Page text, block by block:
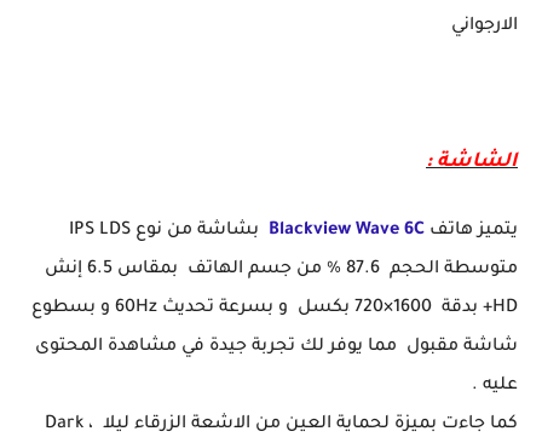
الارجواني
الشاشة :
يتميز هاتف Blackview Wave 6C
بشاشة من نوع IPS LDS
متوسطة الحجم 87.6 % من جسم الهاتف بمقاس 6.5 إنش
HD+ بدقة 1600×720 بكسل و بسرعة تحديث 60Hz و بسطوع
شاشة مقبول مما يوفر لك تجربة جيدة في مشاهدة المحتوى
عليه .
كما جاءت بميزة لحماية العين من الاشعة الزرقاء ليلا ، Dark